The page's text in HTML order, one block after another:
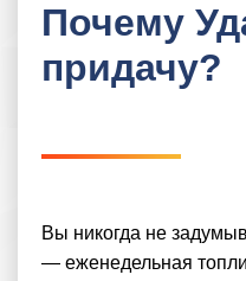
Почему
придачу?
Вы никогда не
— еженедельная